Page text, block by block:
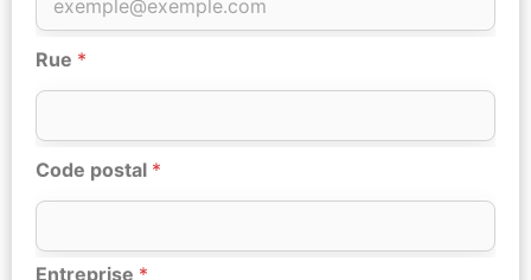
Rue *
Code postal *
Entreprise *